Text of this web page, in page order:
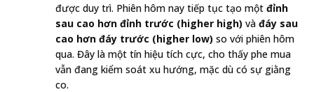
được duy trì. Phiên hôm nay tiếp tục tạo một đỉnh
sau cao hơn đỉnh trước (higher high) và đáy sau
cao hơn đáy trước (higher low) so với phiên hôm
qua. Đây là một tín hiệu tích cực, cho thấy phe mua
vẫn đang kiểm soát xu hướng, mặc dù có sự giằng
co.